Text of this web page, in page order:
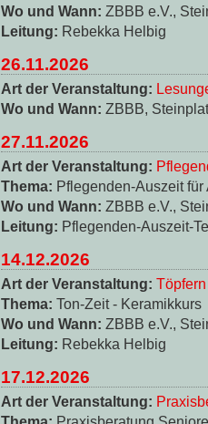
Wo und Wann: ZBBB e.V.,
Leitung: Rebekka Helbig
26.11.2026
Art der Veranstaltung:
Wo und Wann: ZBBB,
27.11.2026
Art der Veranstaltung:
Thema: Pflegenden-Auszeit
Wo und Wann: ZBBB e.V.,
Leitung: Pflegenden-Auszeit-
14.12.2026
Art der Veranstaltung: Töpfern
Thema: Ton-Zeit - Keramikkurs
Wo und Wann: ZBBB e.V.,
Leitung: Rebekka Helbig
17.12.2026
Art der Veranstaltung: